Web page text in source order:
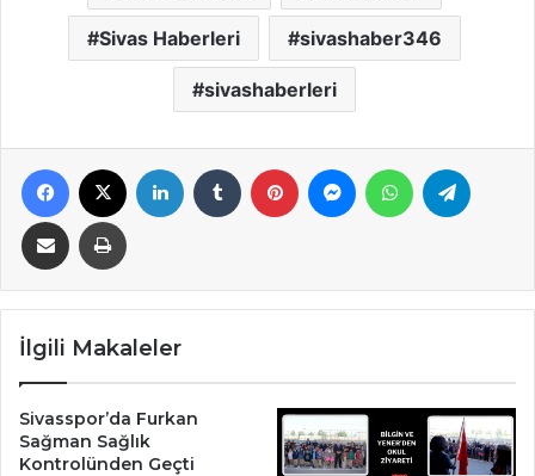
Sivas Haberleri sivashaber346
sivashaberleri
Facebook LinkedIn Tumblr Pinterest MessengerWhatsApp
E-Posta ile paylaş Yazdır
İlgili Makaleler
Sivasspor’da Furkan
Sağman Sağlık
Kontrolünden Geçti